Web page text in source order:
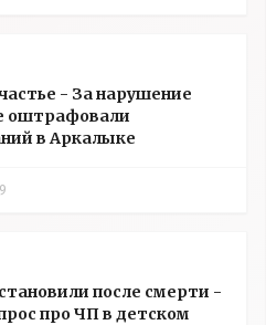
- За нарушение
оштрафовали
в Аркалыке
после смерти -
про ЧП в детском